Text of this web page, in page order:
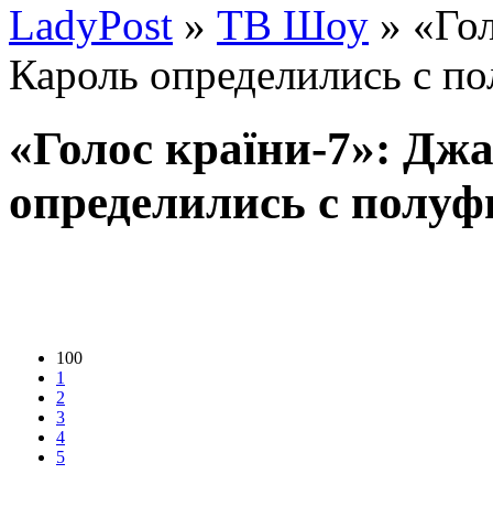
LadyPost » ТВ Шоу »
Кароль определились с
«Голос країни-7»:
определились с
100
1
2
3
4
5